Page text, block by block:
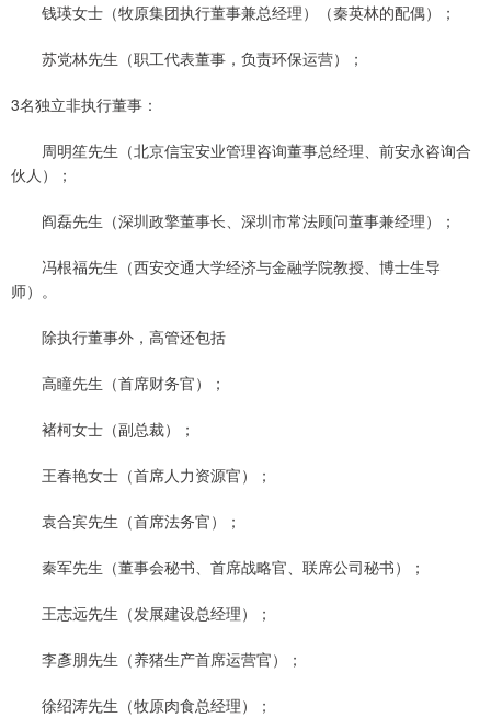
钱瑛女士（牧原集团执行董事兼总经理）（秦英林的配偶）；
苏党林先生（职工代表董事，负责环保运营）；
3名独立非执行董事：
周明笙先生（北京信宝安业管理咨询董事总经理、前安永咨询合
伙人）；
阎磊先生（深圳政擎董事长、深圳市常法顾问董事兼经理）；
冯根福先生（西安交通大学经济与金融学院教授、博士生导
师）。
除执行董事外，高管还包括
高瞳先生（首席财务官）；
褚柯女士（副总裁）；
王春艳女士（首席人力资源官）；
袁合宾先生（首席法务官）；
秦军先生（董事会秘书、首席战略官、联席公司秘书）；
王志远先生（发展建设总经理）；
李彥朋先生（养猪生产首席运营官）；
徐绍涛先生（牧原肉食总经理）；